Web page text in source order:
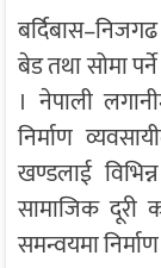
बेड तथा सोमा
। नेपाली
निर्माण
खण्डलाई
सामाजिक दूरी
समन्वयमा